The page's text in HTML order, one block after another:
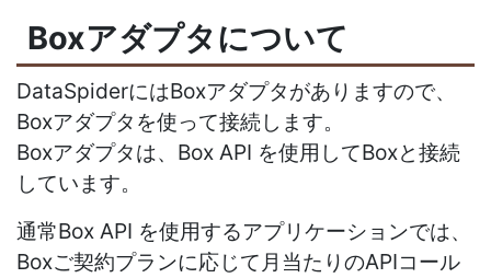
Boxアダプタについて
DataSpiderにはBoxアダプタがありますので、
Boxアダプタを使って接続します。
Boxアダプタは、Box API を使用してBoxと接続
しています。
通常Box API を使用するアプリケーションでは、
Boxご契約プランに応じて月当たりのAPIコール